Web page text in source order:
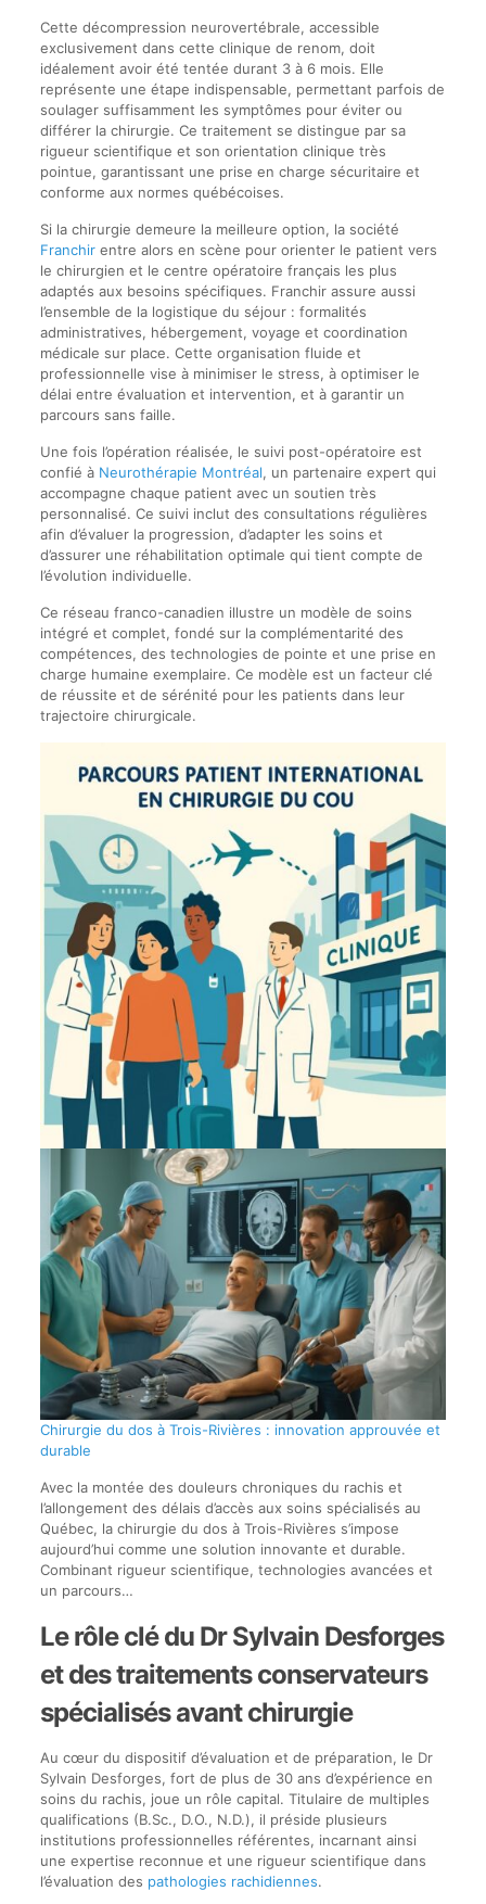
Cette décompression neurovertébrale, accessible
exclusivement dans cette clinique de renom, doit
idéalement avoir été tentée durant 3 à 6 mois. Elle
représente une étape indispensable, permettant parfois de
soulager suffisamment les symptômes pour éviter ou
différer la chirurgie. Ce traitement se distingue par sa
rigueur scientifique et son orientation clinique très
pointue, garantissant une prise en charge sécuritaire et
conforme aux normes québécoises.
Si la chirurgie demeure la meilleure option, la société
Franchirentre alors en scène pour orienter le patient vers
le chirurgien et le centre opératoire français les plus
adaptés aux besoins spécifiques. Franchir assure aussi
l’ensemble de la logistique du séjour : formalités
administratives, hébergement, voyage et coordination
médicale sur place. Cette organisation fluide et
professionnelle vise à minimiser le stress, à optimiser le
délai entre évaluation et intervention, et à garantir un
parcours sans faille.
Une fois l’opération réalisée, le suivi post-opératoire est
confié à Neurothérapie Montréal, un partenaire expert qui
accompagne chaque patient avec un soutien très
personnalisé. Ce suivi inclut des consultations régulières
afin d’évaluer la progression, d’adapter les soins et
d’assurer une réhabilitation optimale qui tient compte de
l’évolution individuelle.
Ce réseau franco-canadien illustre un modèle de soins
intégré et complet, fondé sur la complémentarité des
compétences, des technologies de pointe et une prise en
charge humaine exemplaire. Ce modèle est un facteur clé
de réussite et de sérénité pour les patients dans leur
trajectoire chirurgicale.
Chirurgie du dos à Trois-Rivières : innovation approuvée et
durable
Avec la montée des douleurs chroniques du rachis et
l’allongement des délais d’accès aux soins spécialisés au
Québec, la chirurgie du dos à Trois-Rivières s’impose
aujourd’hui comme une solution innovante et durable.
Combinant rigueur scientifique, technologies avancées et
un parcours…
Le rôle clé du Dr Sylvain Desforges
et des traitements conservateurs
spécialisés avant chirurgie
Au cœur du dispositif d’évaluation et de préparation, le Dr
Sylvain Desforges, fort de plus de 30 ans d’expérience en
soins du rachis, joue un rôle capital. Titulaire de multiples
qualifications (B.Sc., D.O., N.D.), il préside plusieurs
institutions professionnelles référentes, incarnant ainsi
une expertise reconnue et une rigueur scientifique dans
l’évaluation des pathologies rachidiennes.